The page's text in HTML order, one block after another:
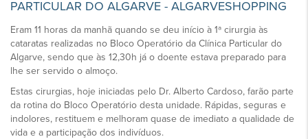
PARTICULAR DO ALGARVE - ALGARVESHOPPING
Eram 11 horas da manhã quando se deu início à 1ª cirurgia às
cataratas realizadas no Bloco Operatório da Clínica Particular do
Algarve, sendo que às 12,30h já o doente estava preparado para
lhe ser servido o almoço.
Estas cirurgias, hoje iniciadas pelo Dr. Alberto Cardoso, farão parte
da rotina do Bloco Operatório desta unidade. Rápidas, seguras e
indolores, restituem e melhoram quase de imediato a qualidade de
vida e a participação dos indivíduos.